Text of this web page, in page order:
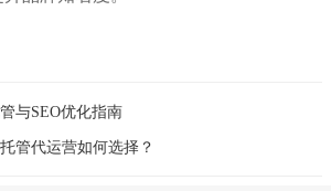
与SEO优化指南
管代运营如何选择？